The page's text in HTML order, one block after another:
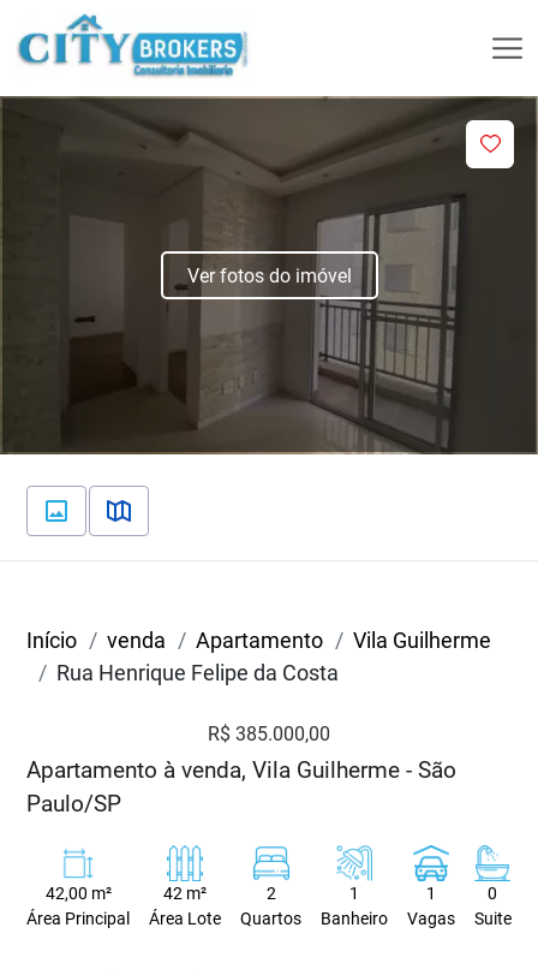
Ver fotos do imóvel
Início venda Apartamento
Vila Guilherme
Rua Henrique Felipe da Costa
R$ 385.000,00
Apartamento à venda, Vila Guilherme - São
Paulo/SP
42,00 m²
Área Principal
42 m²
Área Lote
2
Quartos
1
Banheiro
1
Vagas
0
Suite